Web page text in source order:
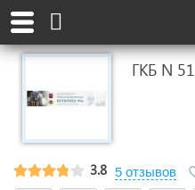
ГКБ N 51
3.8 5 отзывов